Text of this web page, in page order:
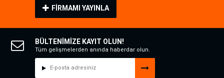
FİRMAMI YAYINLA
BÜLTENİMİZE KAYIT OLUN!
Tüm gelişmelerden anında haberdar olun.